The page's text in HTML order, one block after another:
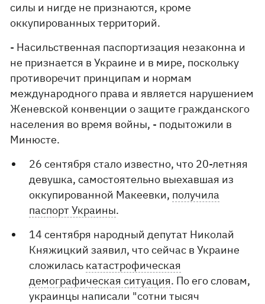
силы и нигде не признаются, кроме
оккупированных территорий.
- Насильственная паспортизация незаконна и
не признается в Украине и в мире, поскольку
противоречит принципам и нормам
международного права и является нарушением
Женевской конвенции о защите гражданского
населения во время войны, - подытожили в
Минюсте.
26 сентября стало известно, что 20-летняя
девушка, самостоятельно выехавшая из
оккупированной Макеевки, получила
паспорт Украины.
14 сентября народный депутат Николай
Княжицкий заявил, что сейчас в Украине
сложилась катастрофическая
демографическая ситуация. По его словам,
украинцы написали "сотни тысяч